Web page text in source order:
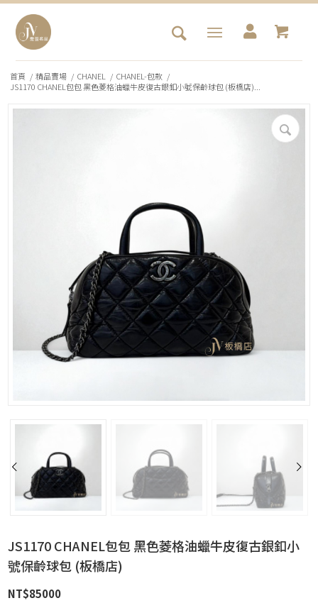
首頁 / 精品賣場 / CHANEL / CHANEL-包款 /
JS1170 CHANEL包包 黑色菱格油蠟牛皮復古銀釦小號保齡球包 (板橋店)...
JS1170 CHANEL包包 黑色菱格油蠟牛皮復古銀釦小
號保齡球包 (板橋店)
NT$85000